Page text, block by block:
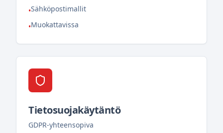
•Sähköpostimallit
•Muokattavissa
Tietosuojakäytäntö
GDPR-yhteensopiva